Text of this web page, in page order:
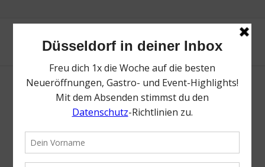
Neue Suche
Suchergebnis nicht zufriedenstellend? Versuche es mal mit
einem Wortteil oder einer anderen Schreibweise.